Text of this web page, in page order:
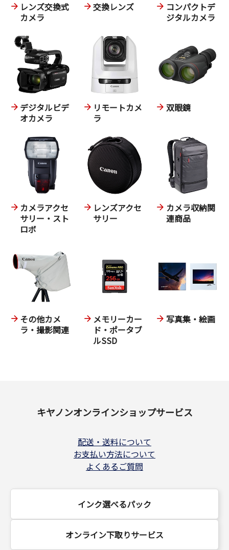
レンズ交換式
カメラ
交換レンズ
コンパクトデ
ジタルカメラ
デジタルビデ
オカメラ
リモートカメ
ラ
双眼鏡
カメラアクセ
サリー・スト
ロボ
レンズアクセ
サリー
カメラ収納関
連商品
その他カメ
ラ・撮影関連
メモリーカー
ド・ポータブ
ルSSD
写真集・絵画
キヤノンオンラインショップサービス
配送・送料について
お支払い方法について
よくあるご質問
インク選べるパック
オンライン下取りサービス